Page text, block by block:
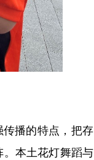
播的特点，把存
本土花灯舞蹈与